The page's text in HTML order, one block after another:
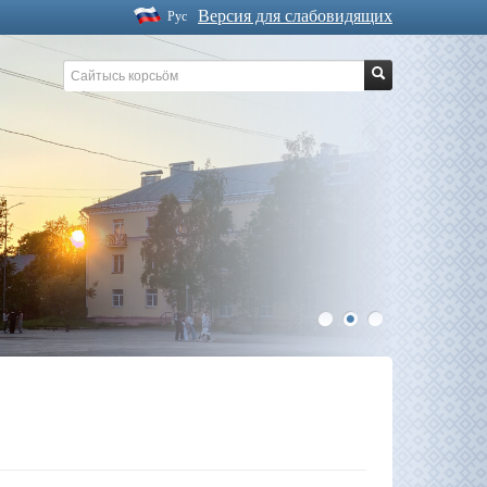
Версия для слабовидящих
Рус
1 2 3